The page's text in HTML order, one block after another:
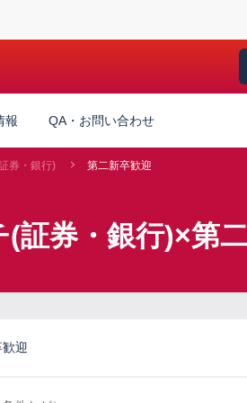
報 QA・お問い合わせ
券・銀行) 第二新卒歓迎
証券・銀行)×第
迎